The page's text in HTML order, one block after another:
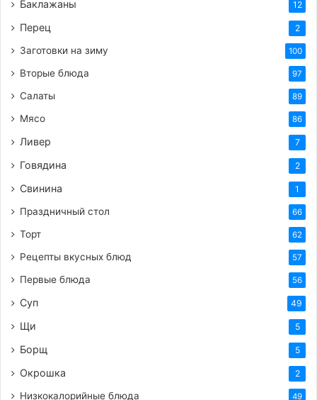
Баклажаны 12
Перец 2
Заготовки на зиму 100
Вторые блюда 97
Салаты 89
Мясо 86
Ливер 7
Говядина 2
Свинина 1
Праздничный стол 66
Торт 62
Рецепты вкусных блюд 57
Первые блюда 56
Суп 49
Щи 5
Борщ 5
Окрошка 2
Низкокалорийные блюда 49